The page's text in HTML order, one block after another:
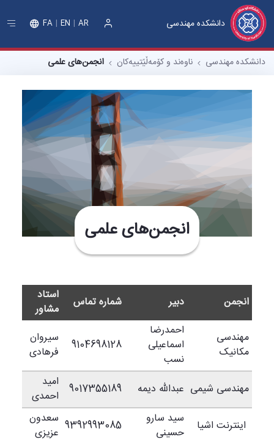
دانشکده مهندسی FA EN AR
دانشکده مهندسی ناوەند و کۆمەڵێتییەکان انجمن‌های علمی
انجمن‌های علمی
انجمن دبیر شماره تماس
استاد
مشاور
مهندسی
مکانیک
احمدرضا
اسماعیلی
نسب
9104698128
سیروان
فرهادی
مهندسی شیمی عبدالله دیمه 9017355189
امید
احمدی
اینترنت اشیا
سید سارو
حسینی
9392993085 سعدون
عزیزی